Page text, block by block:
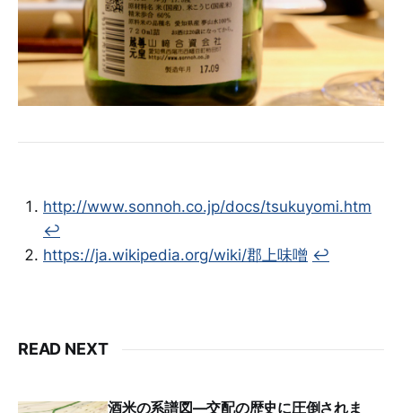
http://www.sonnoh.co.jp/docs/tsukuyomi.htm
↩︎
https://ja.wikipedia.org/wiki/郡上味噌 ↩︎
READ NEXT
酒米の系譜図―交配の歴史に圧倒されま